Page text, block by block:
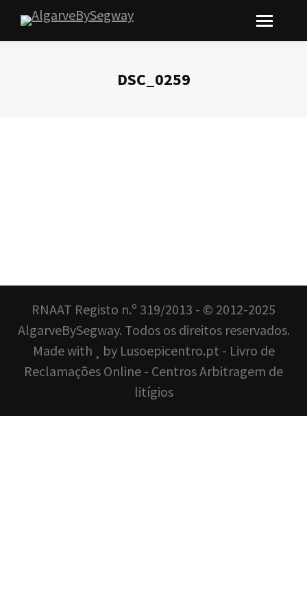
DSC_0259
RNAAT Registo n.º 319/2013 - © 2012-2025
AlgarveBySegway. Todos os direitos reservados.
Made with
by Lusoepicentro.pt - Livro de
Reclamações Online - Centros Arbitragem de
litígios